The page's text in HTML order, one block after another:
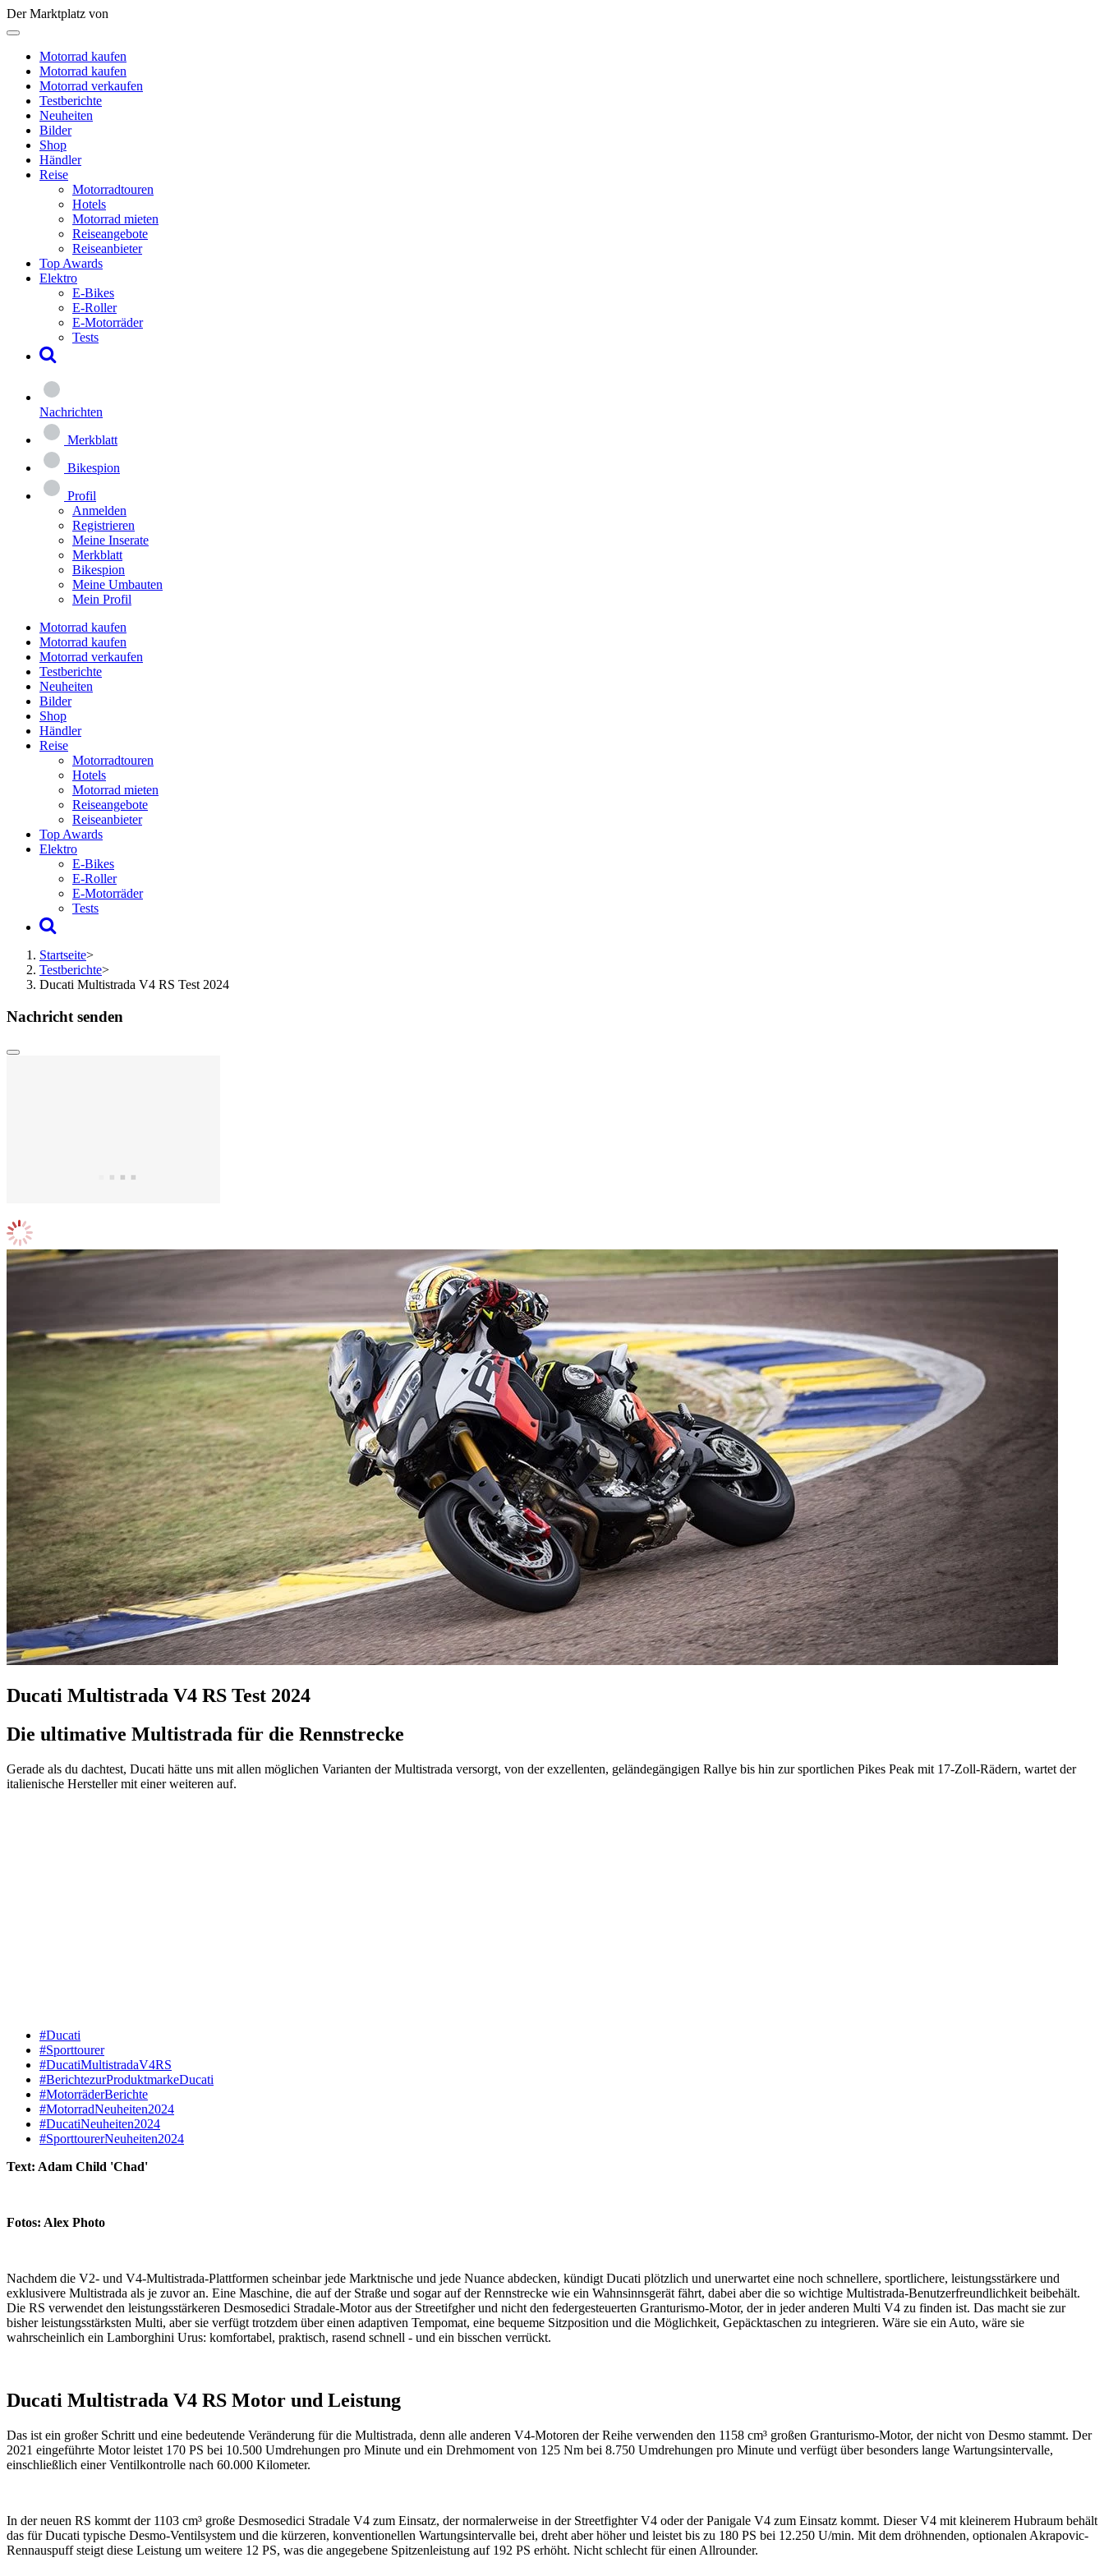
Der Marktplatz von
Motorrad kaufen
Motorrad kaufen
Motorrad verkaufen
Testberichte
Neuheiten
Bilder
Shop
Händler
Reise
Motorradtouren
Hotels
Motorrad mieten
Reiseangebote
Reiseanbieter
Top Awards
Elektro
E-Bikes
E-Roller
E-Motorräder
Tests
Nachrichten
Merkblatt
Bikespion
Profil
Anmelden
Registrieren
Meine Inserate
Merkblatt
Bikespion
Meine Umbauten
Mein Profil
Motorrad kaufen
Motorrad kaufen
Motorrad verkaufen
Testberichte
Neuheiten
Bilder
Shop
Händler
Reise
Motorradtouren
Hotels
Motorrad mieten
Reiseangebote
Reiseanbieter
Top Awards
Elektro
E-Bikes
E-Roller
E-Motorräder
Tests
Startseite>
Testberichte>
Ducati Multistrada V4 RS Test 2024
Nachricht senden
Ducati Multistrada V4 RS Test 2024
Die ultimative Multistrada für die Rennstrecke
Gerade als du dachtest, Ducati hätte uns mit allen möglichen Varianten der Multistrada versorgt, von der exzellenten, geländegängigen Rallye bis hin zur sportlichen Pikes Peak mit 17-Zoll-Rädern, wartet der
italienische Hersteller mit einer weiteren auf.
#Ducati
#Sporttourer
#DucatiMultistradaV4RS
#BerichtezurProduktmarkeDucati
#MotorräderBerichte
#MotorradNeuheiten2024
#DucatiNeuheiten2024
#SporttourerNeuheiten2024
Text: Adam Child 'Chad'
Fotos: Alex Photo
Nachdem die V2- und V4-Multistrada-Plattformen scheinbar jede Marktnische und jede Nuance abdecken, kündigt Ducati plötzlich und unerwartet eine noch schnellere, sportlichere, leistungsstärkere und
exklusivere Multistrada als je zuvor an. Eine Maschine, die auf der Straße und sogar auf der Rennstrecke wie ein Wahnsinnsgerät fährt, dabei aber die so wichtige Multistrada-Benutzerfreundlichkeit beibehält.
Die RS verwendet den leistungsstärkeren Desmosedici Stradale-Motor aus der Streetifgher und nicht den federgesteuerten Granturismo-Motor, der in jeder anderen Multi V4 zu finden ist. Das macht sie zur
bisher leistungsstärksten Multi, aber sie verfügt trotzdem über einen adaptiven Tempomat, eine bequeme Sitzposition und die Möglichkeit, Gepäcktaschen zu integrieren. Wäre sie ein Auto, wäre sie
wahrscheinlich ein Lamborghini Urus: komfortabel, praktisch, rasend schnell - und ein bisschen verrückt.
Ducati Multistrada V4 RS Motor und Leistung
Das ist ein großer Schritt und eine bedeutende Veränderung für die Multistrada, denn alle anderen V4-Motoren der Reihe verwenden den 1158 cm³ großen Granturismo-Motor, der nicht von Desmo stammt. Der
2021 eingeführte Motor leistet 170 PS bei 10.500 Umdrehungen pro Minute und ein Drehmoment von 125 Nm bei 8.750 Umdrehungen pro Minute und verfügt über besonders lange Wartungsintervalle,
einschließlich einer Ventilkontrolle nach 60.000 Kilometer.
In der neuen RS kommt der 1103 cm³ große Desmosedici Stradale V4 zum Einsatz, der normalerweise in der Streetfighter V4 oder der Panigale V4 zum Einsatz kommt. Dieser V4 mit kleinerem Hubraum behält
das für Ducati typische Desmo-Ventilsystem und die kürzeren, konventionellen Wartungsintervalle bei, dreht aber höher und leistet bis zu 180 PS bei 12.250 U/min. Mit dem dröhnenden, optionalen Akrapovic-
Rennauspuff steigt diese Leistung um weitere 12 PS, was die angegebene Spitzenleistung auf 192 PS erhöht. Nicht schlecht für einen Allrounder.